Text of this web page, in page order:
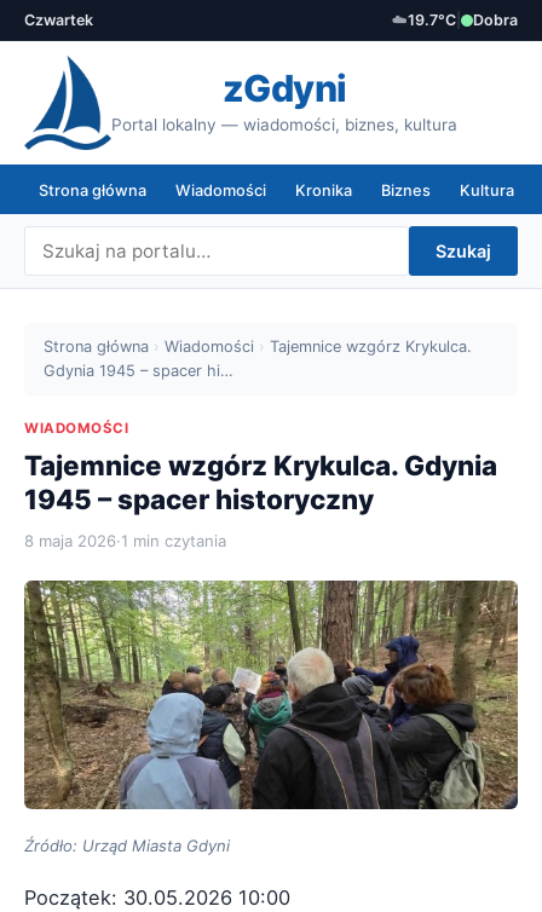
Czwartek ☁️19.7°C Dobra
zGdyni
Portal lokalny — wiadomości, biznes, kultura
Strona główna Wiadomości Kronika Biznes Kultura
Szukaj
Strona główna › Wiadomości › Tajemnice wzgórz Krykulca.
Gdynia 1945 – spacer hi…
WIADOMOŚCI
Tajemnice wzgórz Krykulca. Gdynia
1945 – spacer historyczny
8 maja 2026·1 min czytania
Źródło: Urząd Miasta Gdyni
Początek: 30.05.2026 10:00